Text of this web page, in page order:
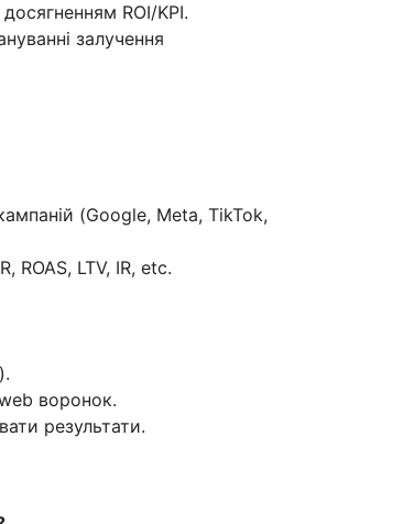
ROI/KPI.
залучення
(Google, Meta, TikTok,
ROAS, LTV, IR, etc.
воронок.
результати.